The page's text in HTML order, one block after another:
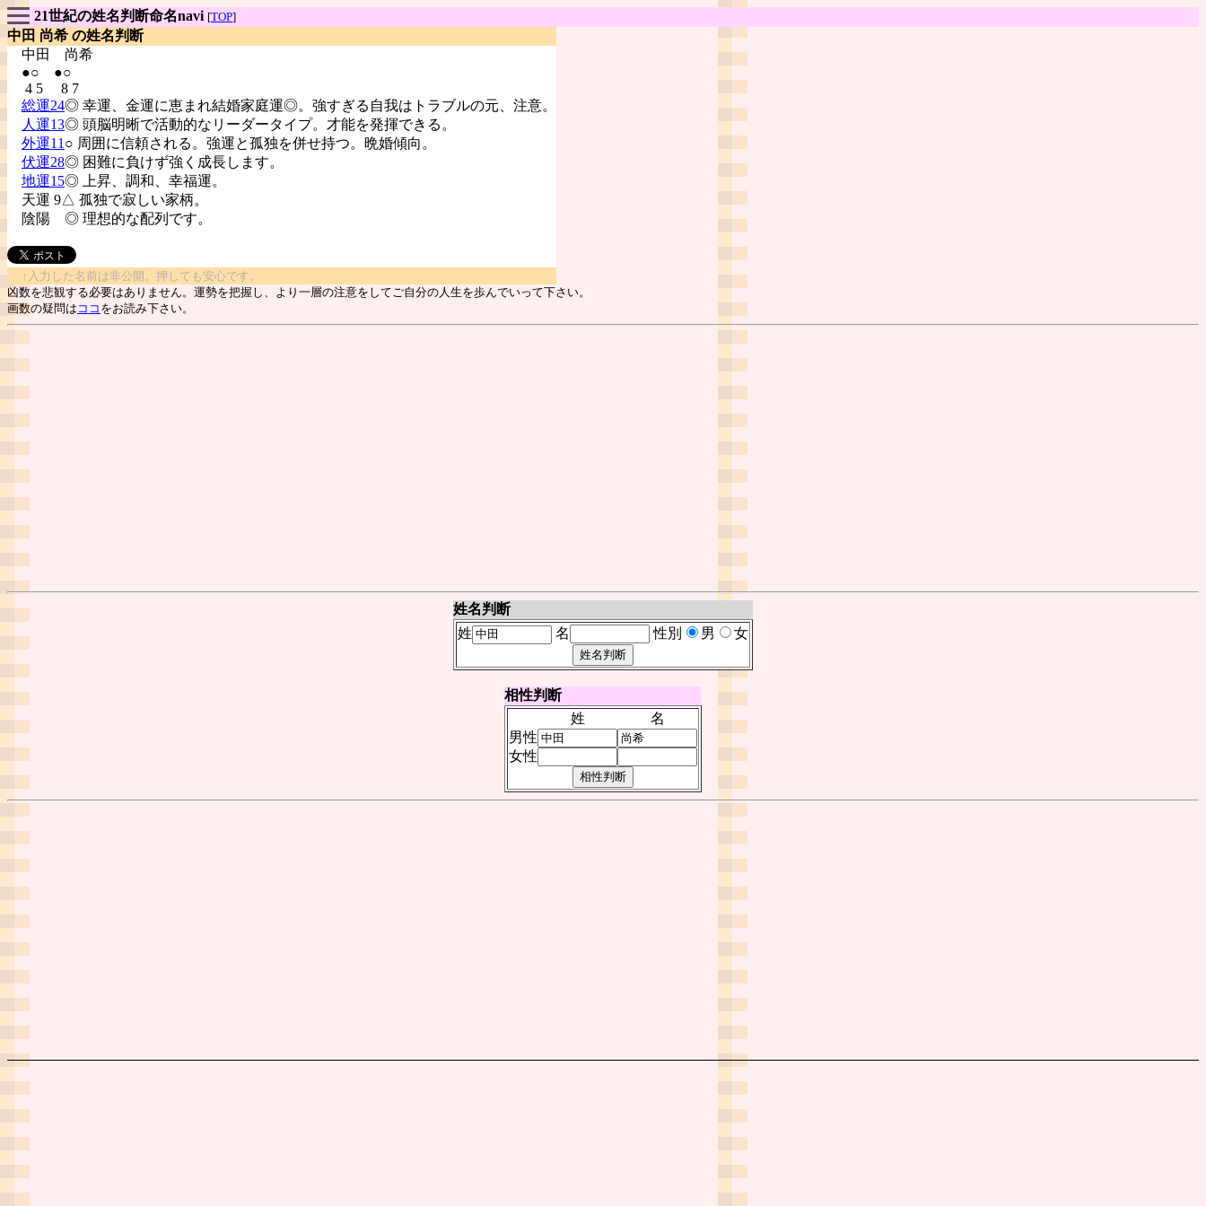
21世紀の姓名判断命名navi [TOP]
中田 尚希 の姓名判断
中田 尚希
●○ ●○
4 5 8 7
総運24◎ 幸運、金運に恵まれ結婚家庭運◎。強すぎる自我はトラブルの元、注意。
人運13◎ 頭脳明晰で活動的なリーダータイプ。才能を発揮できる。
外運11 ○ 周囲に信頼される。強運と孤独を併せ持つ。晩婚傾向。
伏運28◎ 困難に負けず強く成長します。
地運15◎ 上昇、調和、幸福運。
天運 9△ 孤独で寂しい家柄。
陰陽 ◎ 理想的な配列です。
↑入力した名前は非公開。押しても安心です。
凶数を悲観する必要はありません。運勢を把握し、より一層の注意をしてご自分の人生を歩んでいって下さい。
画数の疑問は ココ をお読み下さい。
姓名判断
姓
名 性別 男 女
相性判断
姓
名
男性
女性